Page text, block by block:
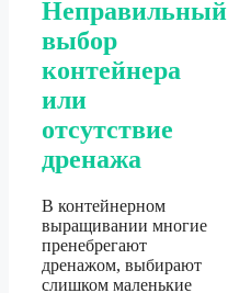
Неправильный
выбор
контейнера
или
отсутствие
дренажа
В контейнерном
выращивании многие
пренебрегают
дренажом, выбирают
слишком маленькие